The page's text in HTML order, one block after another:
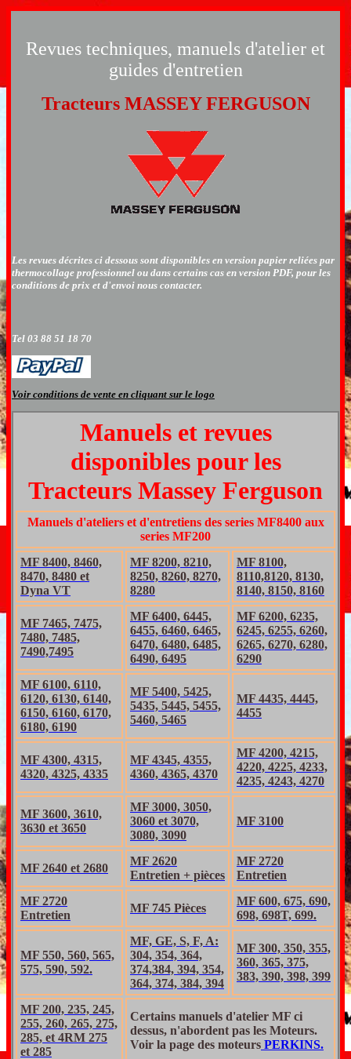
Revues techniques, manuels d'atelier et
guides d'entretien
Tracteurs MASSEY FERGUSON
Les revues décrites ci dessous sont disponibles en version papier reliées par
thermocollage professionnel ou dans certains cas en version PDF, pour les
conditions de prix et d'envoi nous contacter.
Tel 03 88 51 18 70
Voir conditions de vente en cliquant sur le logo
Manuels et revues
disponibles pour les
Tracteurs Massey Ferguson
Manuels d'ateliers et d'entretiens des series MF8400 aux
series MF200
MF 8400, 8460,
8470, 8480 et
Dyna VT
MF 8200, 8210,
8250, 8260, 8270,
8280
MF 8100,
8110,8120, 8130,
8140, 8150, 8160
MF 7465, 7475,
7480, 7485,
7490,7495
MF 6400, 6445,
6455, 6460, 6465,
6470, 6480, 6485,
6490, 6495
MF 6200, 6235,
6245, 6255, 6260,
6265, 6270, 6280,
6290
MF 6100, 6110,
6120, 6130, 6140,
6150, 6160, 6170,
6180, 6190
MF 5400, 5425,
5435, 5445, 5455,
5460, 5465
MF 4435, 4445,
4455
MF 4300, 4315,
4320, 4325, 4335
MF 4345, 4355,
4360, 4365, 4370
MF 4200, 4215,
4220, 4225, 4233,
4235, 4243, 4270
MF 3600, 3610,
3630 et 3650
MF 3000, 3050,
3060 et 3070,
3080, 3090
MF 3100
MF 2640 et 2680
MF 2620
Entretien + pièces
MF 2720
Entretien
MF 2720
Entretien
MF 745 Pièces
MF 600, 675, 690,
698, 698T, 699.
MF 550, 560, 565,
575, 590, 592.
MF, GE, S, F, A:
304, 354, 364,
374,384, 394, 354,
364, 374, 384, 394
MF 300, 350, 355,
360, 365, 375,
383, 390, 398, 399
MF 200, 235, 245,
255, 260, 265, 275,
285, et 4RM 275
et 285
Certains manuels d'atelier MF ci
dessus, n'abordent pas les Moteurs.
Voir la page des moteurs PERKINS.